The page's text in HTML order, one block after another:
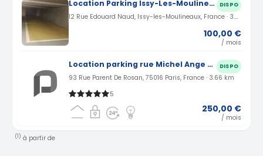
Location Parking Issy-Les-Moulineaux rue Edouard Naud (92) DISPO
12 Rue Edouard Naud, Issy-les-Moulineaux, France · 3.4 km
100,00 €
/ mois
Location parking rue Michel Ange à Paris (75) DISPO
93 Rue Parent De Rosan, 75016 Paris, France · 3.66 km
5
250,00 €
/ mois
(1) à partir de